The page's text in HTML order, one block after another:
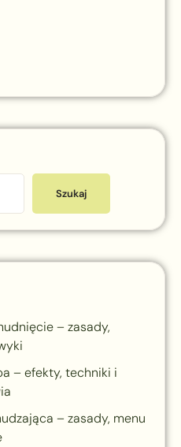
Szukaj
– zasady,
– efekty, techniki i
– zasady, menu